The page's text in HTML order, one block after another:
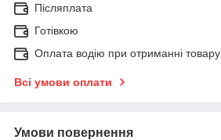
Післяплата
Готівкою
Оплата водію при отриманні товару
Всі умови оплати
Умови повернення